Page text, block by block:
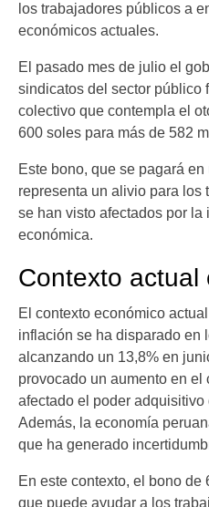
los trabajadores públicos a
económicos actuales.
El pasado mes de julio el
sindicatos del sector público
colectivo que contempla el
600 soles para más de 582
Este bono, que se pagará
representa un alivio para los
se han visto afectados por la
económica.
Contexto actual
El contexto económico
inflación se ha disparado en
alcanzando un 13,8% en
provocado un aumento en el
afectado el poder adquisitivo
Además, la economía
que ha generado
En este contexto, el bono
que puede ayudar a los